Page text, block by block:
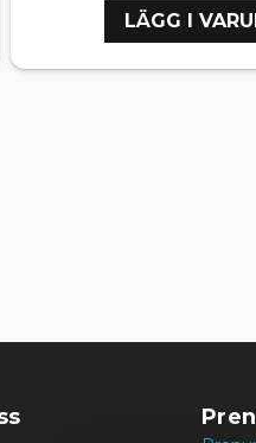
LÄGG I